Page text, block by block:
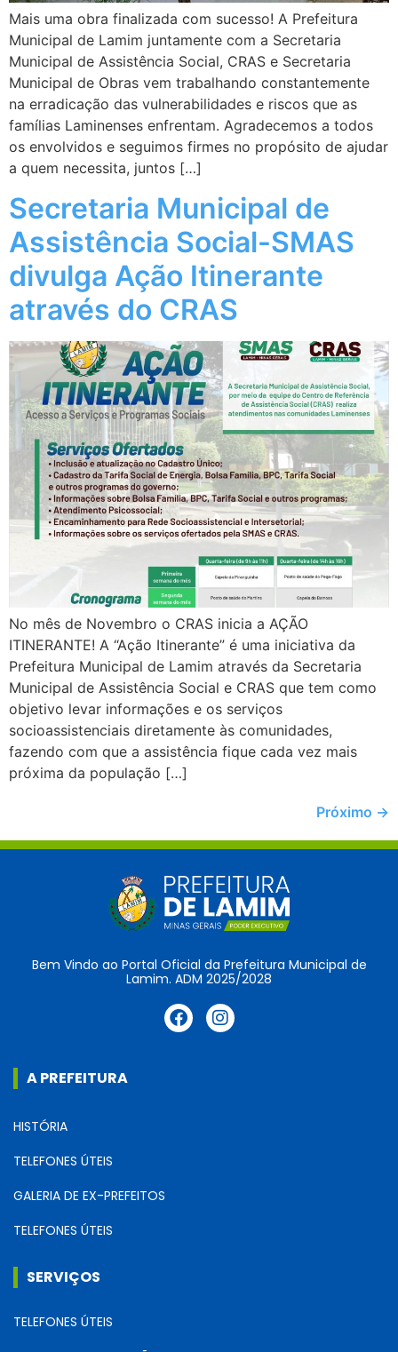
Mais uma obra finalizada com sucesso! A Prefeitura
Municipal de Lamim juntamente com a Secretaria
Municipal de Assistência Social, CRAS e Secretaria
Municipal de Obras vem trabalhando constantemente
na erradicação das vulnerabilidades e riscos que as
famílias Laminenses enfrentam. Agradecemos a todos
os envolvidos e seguimos firmes no propósito de ajudar
a quem necessita, juntos […]
Secretaria Municipal de
Assistência Social-SMAS
divulga Ação Itinerante
através do CRAS
No mês de Novembro o CRAS inicia a AÇÃO
ITINERANTE! A “Ação Itinerante” é uma iniciativa da
Prefeitura Municipal de Lamim através da Secretaria
Municipal de Assistência Social e CRAS que tem como
objetivo levar informações e os serviços
socioassistenciais diretamente às comunidades,
fazendo com que a assistência fique cada vez mais
próxima da população […]
Próximo →
Bem Vindo ao Portal Oficial da Prefeitura Municipal de
Lamim. ADM 2025/2028
A PREFEITURA
HISTÓRIA
TELEFONES ÚTEIS
GALERIA DE EX-PREFEITOS
TELEFONES ÚTEIS
SERVIÇOS
TELEFONES ÚTEIS